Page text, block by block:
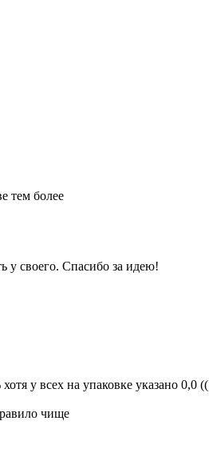
тем более
у своего. Спасибо за идею!
у всех на упаковке указано 0,0 ((
чище